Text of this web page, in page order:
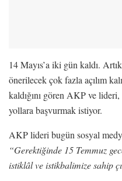
14 Mayıs’a iki gün kaldı.
önerilecek çok fazla açılım
kaldığını gören AKP ve
yollara başvurmak istiyor.
AKP lideri bugün sosyal
“Gerektiğinde 15 Temmuz
istiklâl ve istikbalimize sahip